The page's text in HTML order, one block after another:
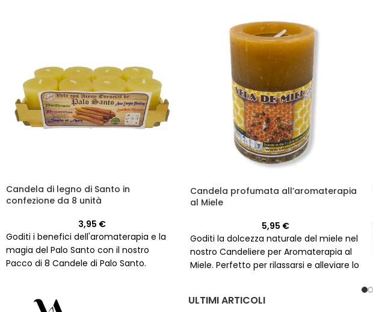
Candela di legno di Santo in
confezione da 8 unità
3,95 €
Goditi i benefici dell'aromaterapia e la
magia del Palo Santo con il nostro
Pacco di 8 Candele di Palo Santo.
Candela profumata all’aromaterapia
al Miele
5,95 €
Goditi la dolcezza naturale del miele nel
nostro Candeliere per Aromaterapia al
Miele. Perfetto per rilassarsi e alleviare lo
ULTIMI ARTICOLI